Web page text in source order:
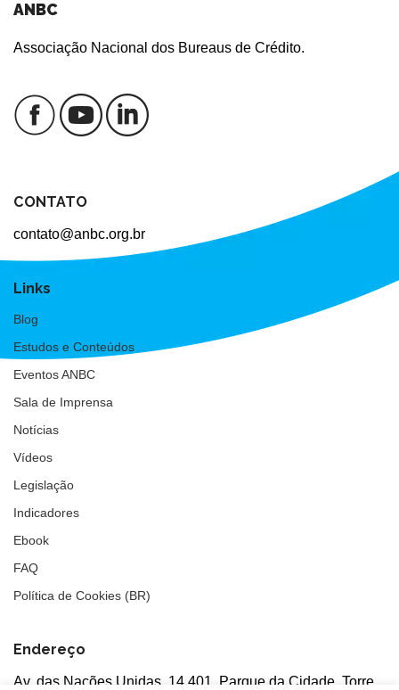
ANBC
Associação Nacional dos Bureaus de Crédito.
CONTATO
contato@anbc.org.br
Links
Blog
Estudos e Conteúdos
Eventos ANBC
Sala de Imprensa
Notícias
Vídeos
Legislação
Indicadores
Ebook
FAQ
Política de Cookies (BR)
Endereço
Av. das Nações Unidas, 14.401, Parque da Cidade, Torre